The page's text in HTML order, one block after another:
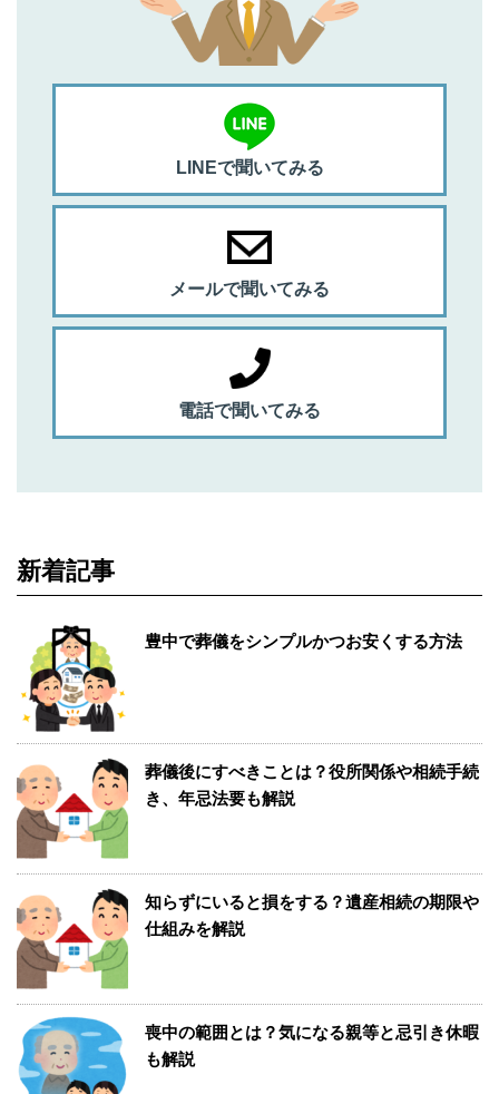
LINEで聞いてみる
メールで聞いてみる
電話で聞いてみる
新着記事
豊中で葬儀をシンプルかつお安くする方法
葬儀後にすべきことは？役所関係や相続手続
き、年忌法要も解説
知らずにいると損をする？遺産相続の期限や
仕組みを解説
喪中の範囲とは？気になる親等と忌引き休暇
も解説